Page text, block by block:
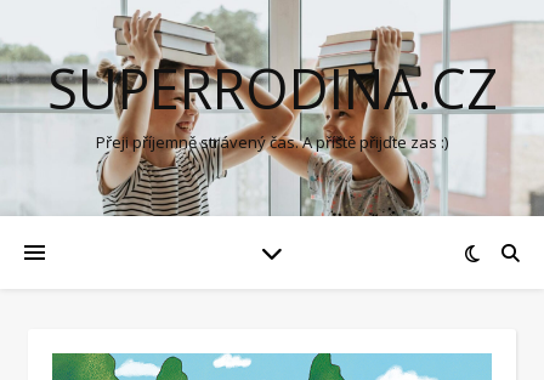
SUPERRODINA.CZ
Přeji příjemně strávený čas. A příště přijďte zas :)